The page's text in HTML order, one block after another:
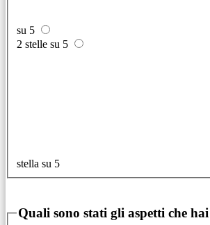
su 5
2 stelle su 5
stella su 5
Quali sono stati gli aspetti che